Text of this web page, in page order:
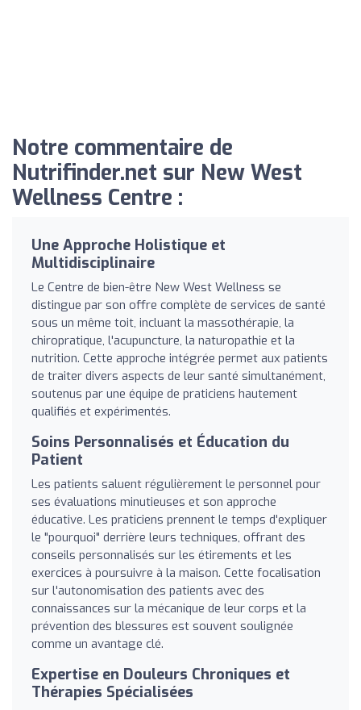
Notre commentaire de
Nutrifinder.net sur New West
Wellness Centre :
Une Approche Holistique et
Multidisciplinaire
Le Centre de bien-être New West Wellness se
distingue par son offre complète de services de santé
sous un même toit, incluant la massothérapie, la
chiropratique, l'acupuncture, la naturopathie et la
nutrition. Cette approche intégrée permet aux patients
de traiter divers aspects de leur santé simultanément,
soutenus par une équipe de praticiens hautement
qualifiés et expérimentés.
Soins Personnalisés et Éducation du
Patient
Les patients saluent régulièrement le personnel pour
ses évaluations minutieuses et son approche
éducative. Les praticiens prennent le temps d'expliquer
le "pourquoi" derrière leurs techniques, offrant des
conseils personnalisés sur les étirements et les
exercices à poursuivre à la maison. Cette focalisation
sur l'autonomisation des patients avec des
connaissances sur la mécanique de leur corps et la
prévention des blessures est souvent soulignée
comme un avantage clé.
Expertise en Douleurs Chroniques et
Thérapies Spécialisées